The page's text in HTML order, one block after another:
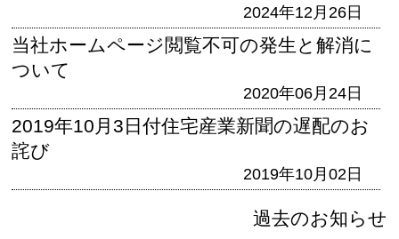
2024年12月26日
当社ホームページ閲覧不可の発生と解消に
ついて
2020年06月24日
2019年10月3日付住宅産業新聞の遅配のお
詫び
2019年10月02日
過去のお知らせ